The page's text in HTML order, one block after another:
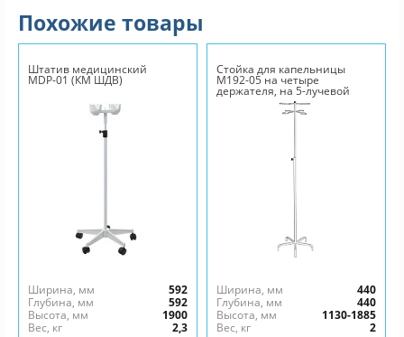
Похожие товары
Штатив медицинский
MDР-01 (КМ ШДВ)
Ширина, мм
592
Глубина, мм
592
Высота, мм
1900
Вес, кг
2,3
Стойка для капельницы
М192-05 на четыре
держателя, на 5-лучевой
опоре
Ширина, мм
440
Глубина, мм
440
Высота, мм
1130-1885
Вес, кг
2